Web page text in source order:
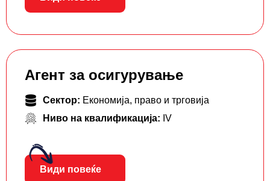
Агент за осигурување
Сектор: Економија, право и трговија
Ниво на квалификација: IV
Види повеќе